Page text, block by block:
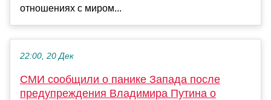
отношениях с миром...
22:00, 20 Дек
СМИ сообщили о панике Запада после
предупреждения Владимира Путина о